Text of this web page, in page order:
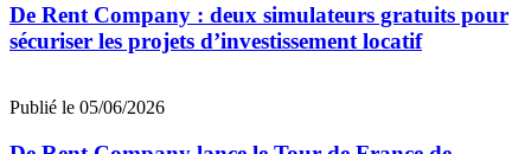
De Rent Company : deux simulateurs gratuits pour
sécuriser les projets d’investissement locatif
Publié le 05/06/2026